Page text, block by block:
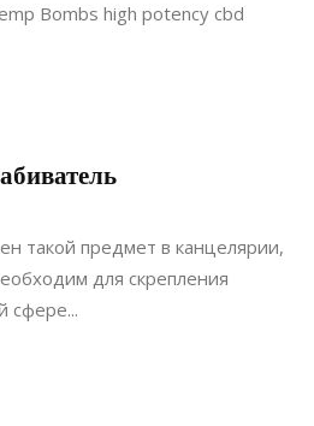
Bombs high potency cbd
такой предмет в канцелярии,
для скрепления
сфере...